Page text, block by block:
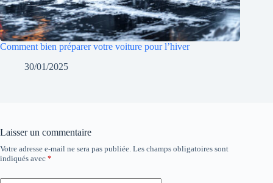
Comment bien préparer votre voiture pour l’hiver
30/01/2025
Laisser un commentaire
Votre adresse e-mail ne sera pas publiée. Les champs obligatoires sont
indiqués avec *